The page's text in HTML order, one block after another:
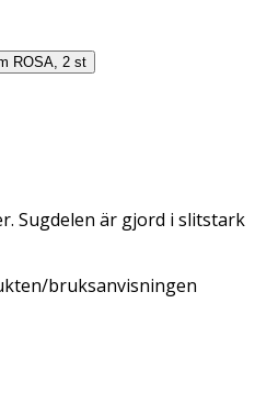
ROSA, 2 st
Sugdelen är gjord i slitstark
bruksanvisningen